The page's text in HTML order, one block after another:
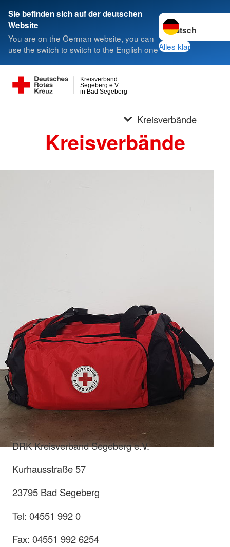
Sie befinden sich auf der deutschen
Website
You are on the German website, you can
use the switch to switch to the English one
Sprache wechseln
Alles klar
in Bad Segeberg
Segeberg e.V.
Kreisverband
Kreisverbände
Kreisverbände
DRK Kreisverband Segeberg e.V.
Kurhausstraße 57
23795 Bad Segeberg
Tel: 04551 992 0
Fax: 04551 992 6254